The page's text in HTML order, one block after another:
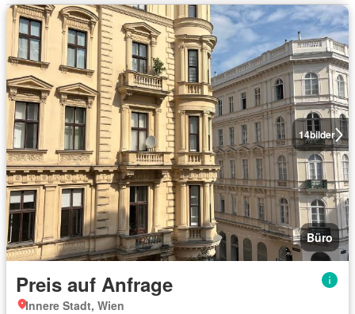
14bilder
Büro
Preis auf Anfrage
Innere Stadt, Wien